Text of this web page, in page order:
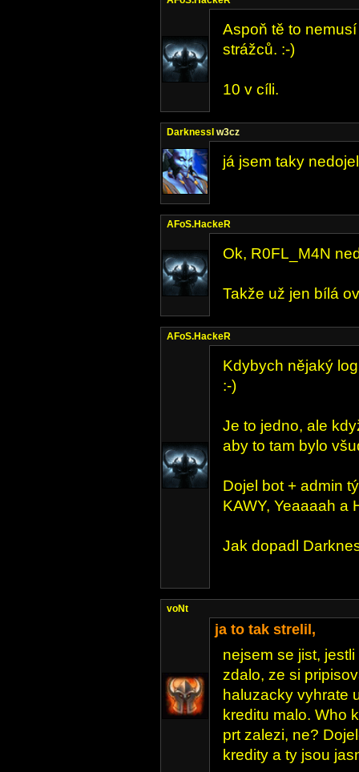
Aspoň tě to
strážců. :-)
10 v cíli.
DarknessI w3cz
já jsem taky
AFoS.HackeR
Ok, R0FL_M4N
Takže už jen bílá
AFoS.HackeR
Kdybych nějaký
:-)
Je to jedno, ale
aby to tam bylo
Dojel bot + admin
KAWY, Yeaaaah a
Jak dopadl
voNt
ja to tak strelil,
nejsem se jist,
zdalo, ze si
haluzacky vyhrate
kreditu malo. Who
prt zalezi, ne?
kredity a ty jsou